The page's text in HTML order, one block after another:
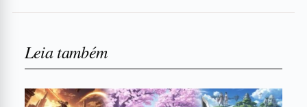
Leia também